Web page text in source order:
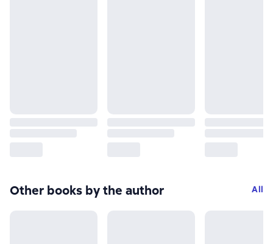
Other books by the author All